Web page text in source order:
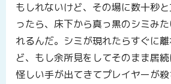
もしれないけど、その場に数十秒
ったら、床下から真っ黒のシミみ
れるんだ。シミが現れたらすぐに
ど、もし余所見をしてそのまま居
怪しい手が出てきてプレイヤーが殺